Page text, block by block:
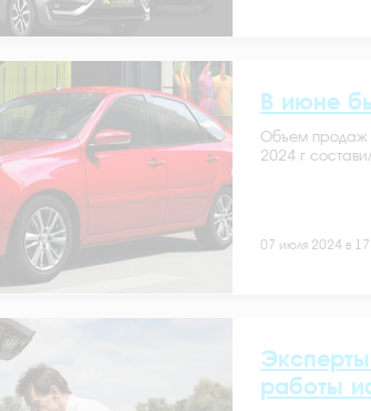
В июне
Объем продаж
2024 г
07 июля 2024 в
работы